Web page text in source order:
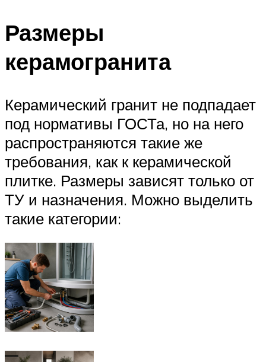
Размеры
керамогранита
Керамический гранит не подпадает
под нормативы ГОСТа, но на него
распространяются такие же
требования, как к керамической
плитке. Размеры зависят только от
ТУ и назначения. Можно выделить
такие категории: